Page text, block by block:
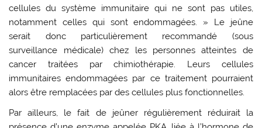
cellules du système immunitaire qui ne sont pas utiles,
notamment celles qui sont endommagées. » Le jeûne
serait donc particulièrement recommandé (sous
surveillance médicale) chez les personnes atteintes de
cancer traitées par chimiothérapie. Leurs cellules
immunitaires endommagées par ce traitement pourraient
alors être remplacées par des cellules plus fonctionnelles.
Par ailleurs, le fait de jeûner régulièrement réduirait la